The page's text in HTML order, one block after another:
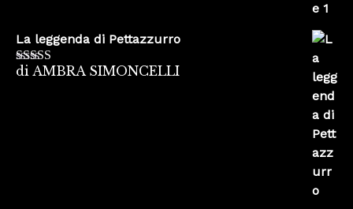
La leggenda di Pettazzurro
Valutato5su
di AMBRA SIMONCELLI